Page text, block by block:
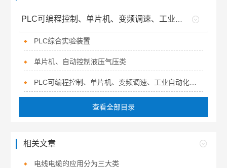
PLC综合实验装置
单片机、自动控制液压气压类
查看全部目录
相关文章
电线电缆的应用分为三大类